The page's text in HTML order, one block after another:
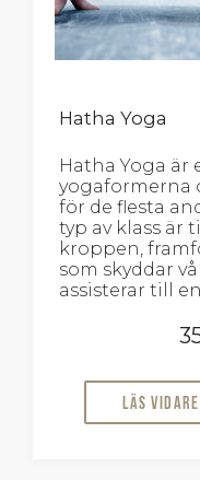
Hatha Yoga
Hatha Yoga är
yogaformerna
för de flesta
typ av klass är
kroppen,
som skyddar
assisterar till
Läs vidare